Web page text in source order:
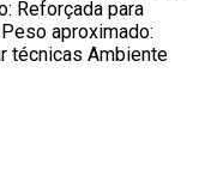
Reforçada para
aproximado:
técnicas Ambiente